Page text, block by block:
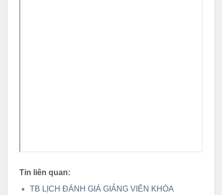
Tin liên quan:
TB LỊCH ĐÁNH GIÁ GIẢNG VIÊN KHÓA